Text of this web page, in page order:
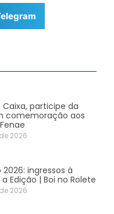
participe da
comemoração aos
2026
ingressos à
Edição | Boi no Rolete
2026